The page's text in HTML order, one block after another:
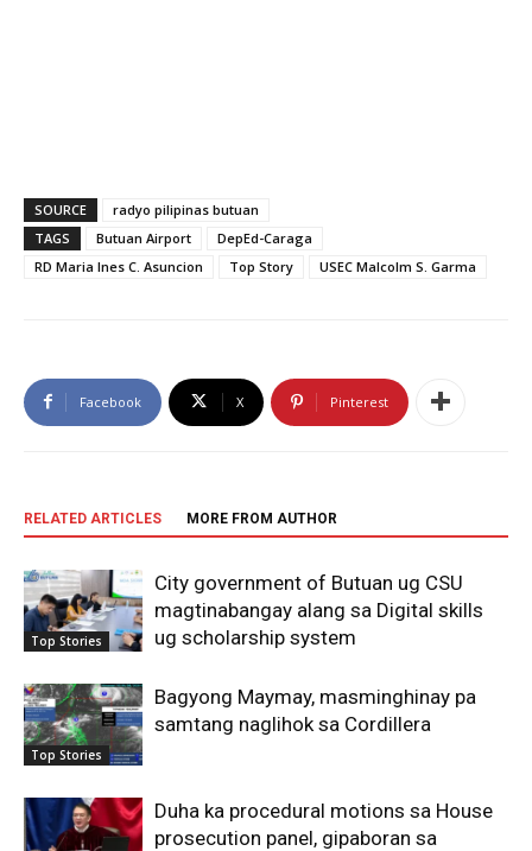
SOURCE
radyo pilipinas butuan
TAGS
Butuan Airport
DepEd-Caraga
RD Maria Ines C. Asuncion
Top Story USEC Malcolm S. Garma
Facebook X Pinterest
RELATED ARTICLES MORE FROM AUTHOR
Top Stories
City government of Butuan ug CSU
magtinabangay alang sa Digital skills
ug scholarship system
Top Stories
Bagyong Maymay, masminghinay pa
samtang naglihok sa Cordillera
Duha ka procedural motions sa House
prosecution panel, gipaboran sa